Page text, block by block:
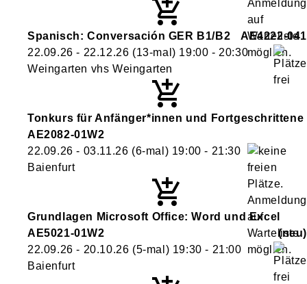
Spanisch: Conversación GER B1/B2
AE4222-041
22.09.26 - 22.12.26 (13-mal) 19:00 - 20:30
Weingarten vhs Weingarten
Tonkurs für Anfänger*innen und Fortgeschrittene
AE2082-01W2
22.09.26 - 03.11.26 (6-mal) 19:00 - 21:30
Baienfurt
Grundlagen Microsoft Office: Word und Excel
AE5021-01W2
neu
22.09.26 - 20.10.26 (5-mal) 19:30 - 21:00
Baienfurt